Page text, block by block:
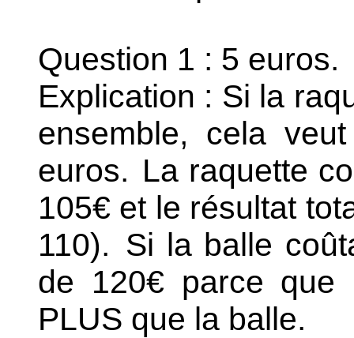
Question 1 : 5 euros.
Explication : Si la
ensemble, cela
euros. La raquette
105€ et le résultat
110). Si la balle
de 120€ parce que
PLUS que la balle.